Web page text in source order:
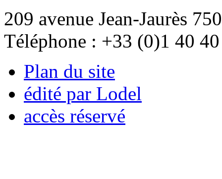
209 avenue Jean-Jaurès
Téléphone : +33 (0)1 40
Plan du site
édité par Lodel
accès réservé